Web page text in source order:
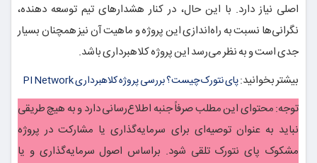
اصلی نیاز دارد. با این حال، در کنار هشدارهای تیم توسعه دهنده،
نگرانی‌ها نسبت به راه‌اندازی این پروژه و ماهیت آن نیز همچنان بسیار
جدی است و به نظر می‌رسد این پروژه کلاهبرداری باشد.
بیشتر بخوانید:پای نتورک چیست؟ بررسی پروژه کلاهبرداری PI Network
توجه: محتوای این مطلب صرفاً جنبه اطلاع‌رسانی دارد و به هیچ طریقی
نباید به عنوان توصیه‌ای برای سرمایه‌گذاری یا مشارکت در پروژه
مشکوک پای نتورک تلقی شود. براساس اصول سرمایه‌گذاری و یا